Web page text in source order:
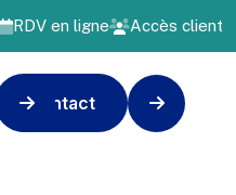
RDV en ligne Accès client
Contact